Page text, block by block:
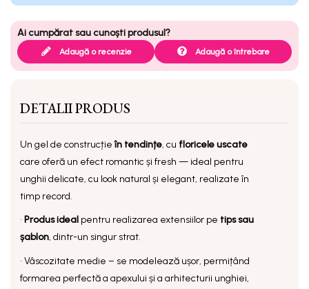
Adaugă o recenzie Adaugă o întrebare
DETALII PRODUS
Un gel de construcțieîn tendințe, cu floricele uscate
care oferă un efect romantic și fresh — ideal pentru
unghii delicate, cu look natural și elegant, realizate în
timp record.
• Produs ideal pentru realizarea extensiilor pe tips sau
șablon, dintr-un singur strat.
• Vâscozitate medie – se modelează ușor, permițând
formarea perfectă a apexului și a arhitecturii unghiei,